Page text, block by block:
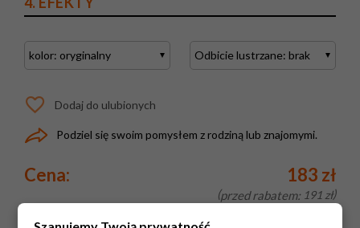
Dodaj do ulubionych
Podziel się swoim pomysłem z rodziną lub znajomymi.
Cena: 183 zł
przed rabatem: 191 zł